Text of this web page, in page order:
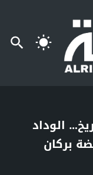
الوداد
ونهضة بركان